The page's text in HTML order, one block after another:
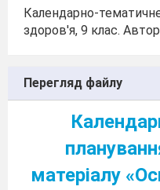
Календарно-
здоров'я, 9 клас. Автор
Перегляд файлу
матеріалу